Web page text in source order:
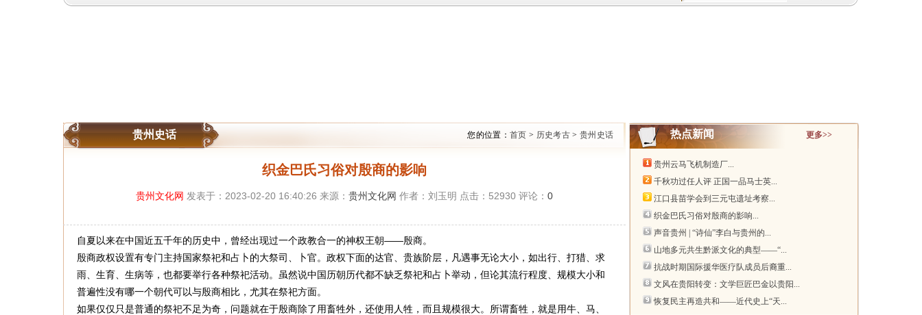
贵州史话 您的位置： 首页 > 历史考古> 贵州史话
织金巴氏习俗对殷商的影响
贵州文化网 发表于：2023-02-20 16:40:26 来源： 贵州文化网 作者：刘玉明 点击： 52930 评论： 0
自夏以来在中国近五千年的历史中，曾经出现过一个政教合一的神权王朝——殷商。
殷商政权设置有专门主持国家祭祀和占卜的大祭司、卜官。政权下面的达官、贵族阶层，凡遇事无论大小，如出行、打猎、求
雨、生育、生病等，也都要举行各种祭祀活动。虽然说中国历朝历代都不缺乏祭祀和占卜举动，但论其流行程度、规模大小和
普遍性没有哪一个朝代可以与殷商相比，尤其在祭祀方面。
如果仅仅只是普通的祭祀不足为奇，问题就在于殷商除了用畜牲外，还使用人牲，而且规模很大。所谓畜牲，就是用牛、马、
热点新闻 更多>>
贵州云马飞机制造厂...
千秋功过任人评 正国一品马士英...
江口县苗学会到三元屯遗址考察...
织金巴氏习俗对殷商的影响...
声音贵州 | “诗仙”李白与贵州的...
山地多元共生黔派文化的典型——“...
抗战时期国际援华医疗队成员后裔重...
文风在贵阳转变：文学巨匠巴金以贵阳...
恢复民主再造共和——近代史上“天...